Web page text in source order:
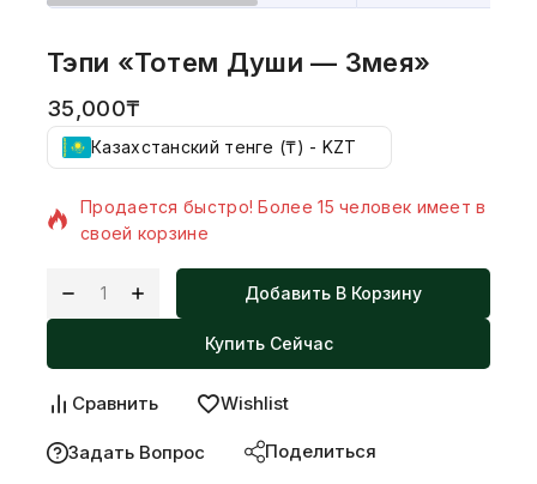
Тэпи «Тотем Души — Змея»
35,000₸
Казахстанский тенге (₸) - KZT
2 товаров продано за последний 11 час
Продается быстро! Более 15 человек имеет в
своей корзине
Добавить В Корзину
Купить Сейчас
Сравнить Wishlist
Задать Вопрос Поделиться